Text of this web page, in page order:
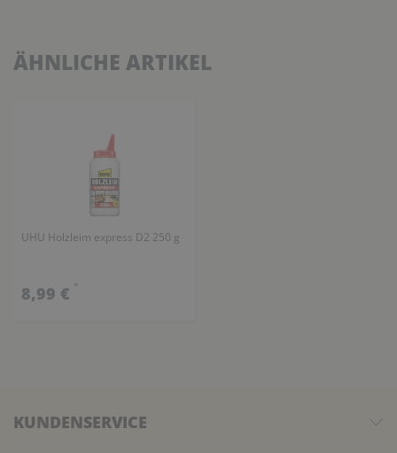
ÄHNLICHE ARTIKEL
UHU Holzleim express D2 250 g
8,99 € *
KUNDENSERVICE